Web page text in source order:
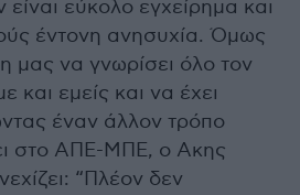
είναι εύκολο εγχείρημα και
έντονη ανησυχία. Όμως
μας να γνωρίσει όλο τον
εμείς και να έχει
έναν άλλον τρόπο
στο ΑΠΕ-ΜΠΕ, ο Ακης
“Πλέον δεν